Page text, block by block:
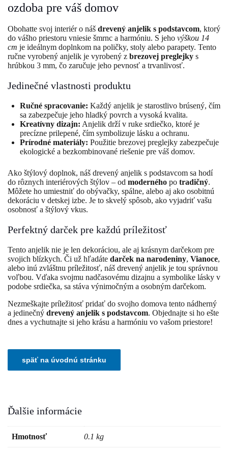
ozdoba pre váš domov
Obohatte svoj interiér o náš drevený anjelik s podstavcom, ktorý
do vášho priestoru vniesie šmrnc a harmóniu. S jeho výškou 14
cm je ideálnym doplnkom na poličky, stoly alebo parapety. Tento
ručne vyrobený anjelik je vyrobený z brezovej preglejky s
hrúbkou 3 mm, čo zaručuje jeho pevnosť a trvanlivosť.
Jedinečné vlastnosti produktu
Ručné spracovanie: Každý anjelik je starostlivo brúsený, čím
sa zabezpečuje jeho hladký povrch a vysoká kvalita.
Kreatívny dizajn: Anjelik drží v ruke srdiečko, ktoré je
precízne prilepené, čím symbolizuje lásku a ochranu.
Prírodné materiály: Použitie brezovej preglejky zabezpečuje
ekologické a bezkombinované riešenie pre váš domov.
Ako štýlový doplnok, náš drevený anjelik s podstavcom sa hodí
do rôznych interiérových štýlov – od moderného po tradičný.
Môžete ho umiestniť do obývačky, spálne, alebo aj ako osobitnú
dekoráciu v detskej izbe. Je to skvelý spôsob, ako vyjadriť vašu
osobnosť a štýlový vkus.
Perfektný darček pre každú príležitosť
Tento anjelik nie je len dekoráciou, ale aj krásnym darčekom pre
svojich blízkych. Či už hľadáte darček na narodeniny, Vianoce,
alebo inú zvláštnu príležitosť, náš drevený anjelik je tou správnou
voľbou. Vďaka svojmu nadčasovému dizajnu a symbolike lásky v
podobe srdiečka, sa stáva výnimočným a osobným darčekom.
Nezmeškajte príležitosť pridať do svojho domova tento nádherný
a jedinečný drevený anjelik s podstavcom. Objednajte si ho ešte
dnes a vychutnajte si jeho krásu a harmóniu vo vašom priestore!
Ďalšie informácie
Hmotnosť 0.1 kg